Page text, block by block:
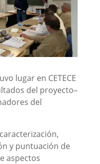
lugar en CETECE
del proyecto–
del
y puntuación de
aspectos